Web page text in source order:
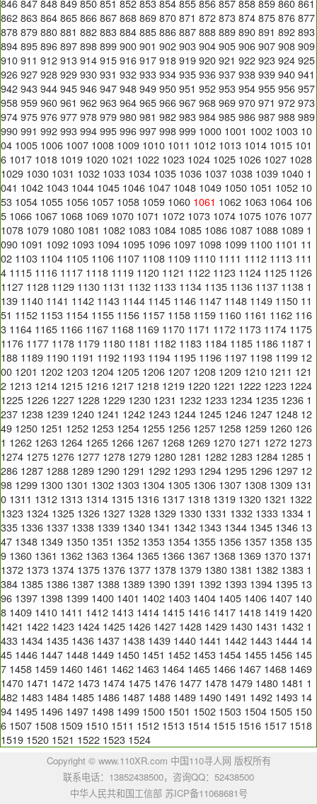
846 847 848 849 850 851 852 853 854 855 856 857 858 859 860 861
862 863 864 865 866 867 868 869 870 871 872 873 874 875 876 877
878 879 880 881 882 883 884 885 886 887 888 889 890 891 892 893
894 895 896 897 898 899 900 901 902 903 904 905 906 907 908 909
910 911 912 913 914 915 916 917 918 919 920 921 922 923 924 925
926 927 928 929 930 931 932 933 934 935 936 937 938 939 940 941
942 943 944 945 946 947 948 949 950 951 952 953 954 955 956 957
958 959 960 961 962 963 964 965 966 967 968 969 970 971 972 973
974 975 976 977 978 979 980 981 982 983 984 985 986 987 988 989
990 991 992 993 994 995 996 997 998 999 1000 1001 1002 1003 10
04 1005 1006 1007 1008 1009 1010 1011 1012 1013 1014 1015 101
6 1017 1018 1019 1020 1021 1022 1023 1024 1025 1026 1027 1028
1029 1030 1031 1032 1033 1034 1035 1036 1037 1038 1039 1040 1
041 1042 1043 1044 1045 1046 1047 1048 1049 1050 1051 1052 10
53 1054 1055 1056 1057 1058 1059 1060 1061 1062 1063 1064 106
5 1066 1067 1068 1069 1070 1071 1072 1073 1074 1075 1076 1077
1078 1079 1080 1081 1082 1083 1084 1085 1086 1087 1088 1089 1
090 1091 1092 1093 1094 1095 1096 1097 1098 1099 1100 1101 11
02 1103 1104 1105 1106 1107 1108 1109 1110 1111 1112 1113 111
4 1115 1116 1117 1118 1119 1120 1121 1122 1123 1124 1125 1126
1127 1128 1129 1130 1131 1132 1133 1134 1135 1136 1137 1138 1
139 1140 1141 1142 1143 1144 1145 1146 1147 1148 1149 1150 11
51 1152 1153 1154 1155 1156 1157 1158 1159 1160 1161 1162 116
3 1164 1165 1166 1167 1168 1169 1170 1171 1172 1173 1174 1175
1176 1177 1178 1179 1180 1181 1182 1183 1184 1185 1186 1187 1
188 1189 1190 1191 1192 1193 1194 1195 1196 1197 1198 1199 12
00 1201 1202 1203 1204 1205 1206 1207 1208 1209 1210 1211 121
2 1213 1214 1215 1216 1217 1218 1219 1220 1221 1222 1223 1224
1225 1226 1227 1228 1229 1230 1231 1232 1233 1234 1235 1236 1
237 1238 1239 1240 1241 1242 1243 1244 1245 1246 1247 1248 12
49 1250 1251 1252 1253 1254 1255 1256 1257 1258 1259 1260 126
1 1262 1263 1264 1265 1266 1267 1268 1269 1270 1271 1272 1273
1274 1275 1276 1277 1278 1279 1280 1281 1282 1283 1284 1285 1
286 1287 1288 1289 1290 1291 1292 1293 1294 1295 1296 1297 12
98 1299 1300 1301 1302 1303 1304 1305 1306 1307 1308 1309 131
0 1311 1312 1313 1314 1315 1316 1317 1318 1319 1320 1321 1322
1323 1324 1325 1326 1327 1328 1329 1330 1331 1332 1333 1334 1
335 1336 1337 1338 1339 1340 1341 1342 1343 1344 1345 1346 13
47 1348 1349 1350 1351 1352 1353 1354 1355 1356 1357 1358 135
9 1360 1361 1362 1363 1364 1365 1366 1367 1368 1369 1370 1371
1372 1373 1374 1375 1376 1377 1378 1379 1380 1381 1382 1383 1
384 1385 1386 1387 1388 1389 1390 1391 1392 1393 1394 1395 13
96 1397 1398 1399 1400 1401 1402 1403 1404 1405 1406 1407 140
8 1409 1410 1411 1412 1413 1414 1415 1416 1417 1418 1419 1420
1421 1422 1423 1424 1425 1426 1427 1428 1429 1430 1431 1432 1
433 1434 1435 1436 1437 1438 1439 1440 1441 1442 1443 1444 14
45 1446 1447 1448 1449 1450 1451 1452 1453 1454 1455 1456 145
7 1458 1459 1460 1461 1462 1463 1464 1465 1466 1467 1468 1469
1470 1471 1472 1473 1474 1475 1476 1477 1478 1479 1480 1481 1
482 1483 1484 1485 1486 1487 1488 1489 1490 1491 1492 1493 14
94 1495 1496 1497 1498 1499 1500 1501 1502 1503 1504 1505 150
6 1507 1508 1509 1510 1511 1512 1513 1514 1515 1516 1517 1518
1519 1520 1521 1522 1523 1524
Copyright © www.110XR.com 中国110寻人网 版权所有
联系电话：13852438500，咨询QQ： 52438500
中华人民共和国工信部 苏ICP备11068681号